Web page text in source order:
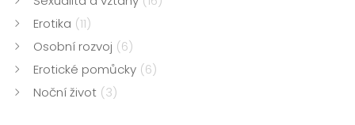
Erotika (11)
Osobní rozvoj (6)
Erotické pomůcky (6)
Noční život (3)